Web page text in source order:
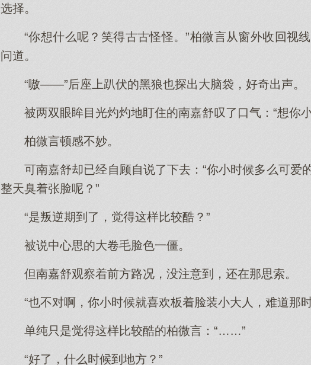
选择。
“你想什么呢？笑得古古怪怪。”柏微言从窗外收回视
问道。
“嗷——”后座上趴伏的黑狼也探出大脑袋，好奇出声。
被两双眼眸目光灼灼地盯住的南嘉舒叹了口气：“想
柏微言顿感不妙。
可南嘉舒却已经自顾自说了下去：“你小时候多么可爱
整天臭着张脸呢？”
“是叛逆期到了，觉得这样比较酷？”
被说中心思的大卷毛脸色一僵。
但南嘉舒观察着前方路况，没注意到，还在那思索。
“也不对啊，你小时候就喜欢板着脸装小大人，难道那
单纯只是觉得这样比较酷的柏微言：“……”
“好了，什么时候到地方？”